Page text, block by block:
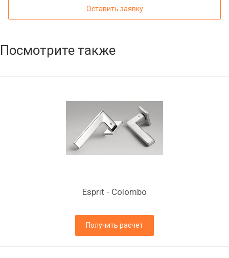
Оставить заявку
Посмотрите также
Esprit - Colombo
Получить расчет